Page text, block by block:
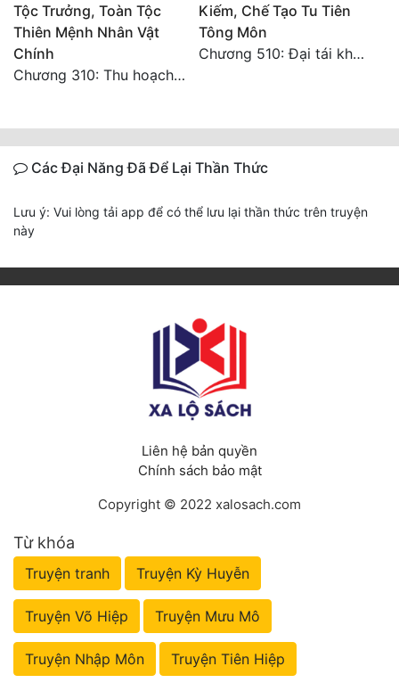
Tộc Trưởng, Toàn Tộc
Thiên Mệnh Nhân Vật
Chính
Chương 310: Thu hoạch ngoài ý muốn, ưu thế tuyệt đối.
Kiếm, Chế Tạo Tu Tiên
Tông Môn
Chương 510: Đại tái khai màn, quyết đấu khốc liệt
Các Đại Năng Đã Để Lại Thần Thức
Lưu ý: Vui lòng tải app để có thể lưu lại thần thức trên truyện
này
Liên hệ bản quyền
Chính sách bảo mật
Copyright © 2022 xalosach.com
Từ khóa
Truyện tranh Truyện Kỳ Huyễn
Truyện Võ Hiệp Truyện Mưu Mô
Truyện Nhập Môn Truyện Tiên Hiệp